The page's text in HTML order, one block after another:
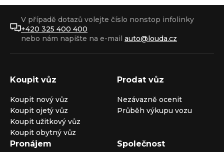
V případě dotazů volejte číslo nonstop infolinky
+420 325 400 400
nebo nám napište na e-mail auto@louda.cz
Koupit vůz
Koupit nový vůz
Koupit ojetý vůz
Koupit užitkový vůz
Koupit obytný vůz
Prodat vůz
Nezávazně ocenit
Průběh výkupu vozu
Pronájem Společnost